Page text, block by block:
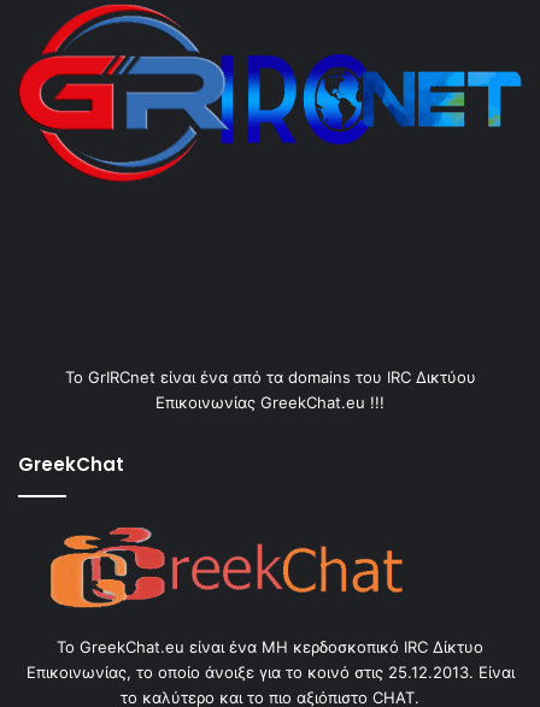
Το GrIRCnet είναι ένα από τα domains του IRC Δικτύου
Επικοινωνίας GreekChat.eu !!!
GreekChat
Το GreekChat.eu είναι ένα ΜΗ κερδοσκοπικό IRC Δίκτυο
Επικοινωνίας, το οποίο άνοιξε για το κοινό στις 25.12.2013. Είναι
το καλύτερο και το πιο αξιόπιστο CHAT.